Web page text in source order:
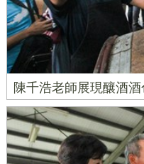
陳千浩老師展現釀酒酒